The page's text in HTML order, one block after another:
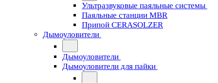
Ультразвуковые паяльные системы
Паяльные станции MBR
Припой CERASOLZER
Дымоуловители
Дымоуловители
Дымоуловители для пайки